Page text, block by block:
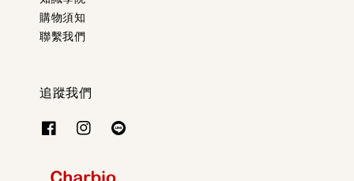
購物須知
聯繫我們
追蹤我們